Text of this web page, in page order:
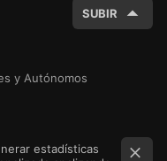
SUBIR
y Autónomos
estadísticas